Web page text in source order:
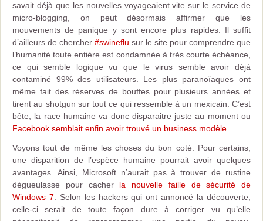
savait déjà que les nouvelles voyageaient vite sur le service de
micro-blogging, on peut désormais affirmer que les
mouvements de panique y sont encore plus rapides. Il suffit
d’ailleurs de chercher #swineflu sur le site pour comprendre que
l’humanité toute entière est condamnée à très courte échéance,
ce qui semble logique vu que le virus semble avoir déjà
contaminé 99% des utilisateurs. Les plus paranoïaques ont
même fait des réserves de bouffes pour plusieurs années et
tirent au shotgun sur tout ce qui ressemble à un mexicain. C’est
bête, la race humaine va donc disparaitre juste au moment ou
Facebook semblait enfin avoir trouvé un business modèle
Voyons tout de même les choses du bon coté. Pour certains,
une disparition de l’espèce humaine pourrait avoir quelques
avantages. Ainsi, Microsoft n’aurait pas à trouver de rustine
dégueulasse pour cacher la nouvelle faille de sécurité de
Windows 7 . Selon les hackers qui ont annoncé la découverte,
celle-ci serait de toute façon dure à corriger vu qu’elle